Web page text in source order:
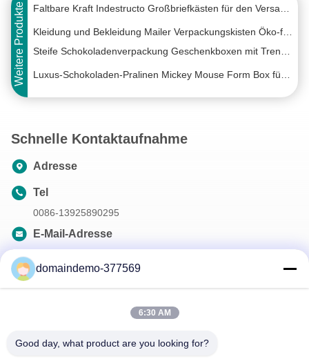
Weitere Produkte
Lebensmittelindustrie Papier Luxus Schokoladen Geschenkbox für Endverpackung Weihnachts Süßigkeiten Geschenkboxen
Recycelte Luxus-Klappgeschenkbox aus stabilem Karton, individuell bedruckt und geprägt
Schnelle Kontaktaufnahme
Adresse
Tel
0086-13925890295
E-Mail-Adresse
domaindemo-377569
6:30 AM
Good day, what product are you looking for?